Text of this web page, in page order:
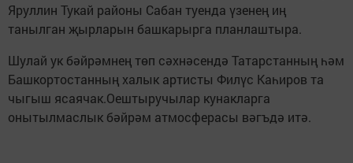
Яруллин Тукай районы Сабан туенда үзенең иң
танылган җырларын башкарырга планлаштыра.
Шулай ук бәйрәмнең төп сәхнәсендә Татарстанның һәм
Башкортостанның халык артисты Филүс Каһиров та
чыгыш ясаячак.Оештыручылар кунакларга
онытылмаслык бәйрәм атмосферасы вәгъдә итә.